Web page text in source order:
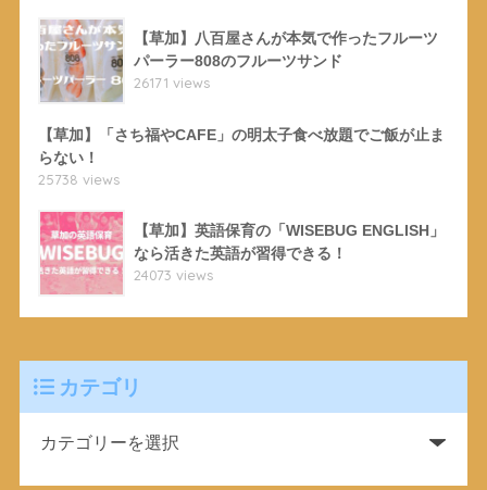
【草加】八百屋さんが本気で作ったフルーツ
パーラー808のフルーツサンド
26171 views
【草加】「さち福やCAFE」の明太子食べ放題でご飯が止ま
らない！
25738 views
【草加】英語保育の「WISEBUG ENGLISH」
なら活きた英語が習得できる！
24073 views
カテゴリ